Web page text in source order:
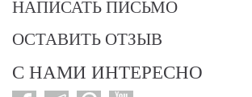
НАПИСАТЬ ПИСЬМО
ОСТАВИТЬ ОТЗЫВ
С НАМИ ИНТЕРЕСНО